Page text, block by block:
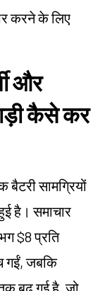
करने के लिए
और
कैसे कर
सामग्रियों
है। समाचार
$8 प्रति
गईं, जबकि
बढ़ गई है, जो